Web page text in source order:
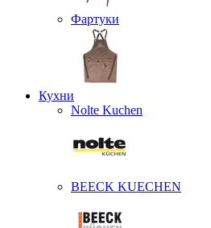
Фартуки
Кухни
Nolte Kuchen
BEECK KUECHEN